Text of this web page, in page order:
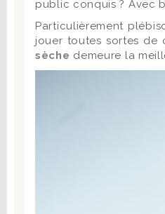
public conquis ? Avec
Particulièrement
jouer toutes sortes de
sèche demeure la